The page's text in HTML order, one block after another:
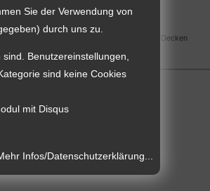
www.tischlerei-stephani.de
Wände, Decken
Sie der Verwendung von
durch uns zu.
Benutzereinstellungen,
sind keine Cookies
mit Disqus
Infos/Datenschutzerklärung...